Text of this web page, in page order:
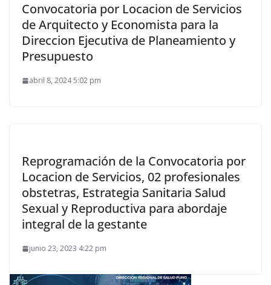
Convocatoria por Locacion de Servicios
de Arquitecto y Economista para la
Direccion Ejecutiva de Planeamiento y
Presupuesto
abril 8, 2024 5:02 pm
Reprogramación de la Convocatoria por
Locacion de Servicios, 02 profesionales
obstetras, Estrategia Sanitaria Salud
Sexual y Reproductiva para abordaje
integral de la gestante
junio 23, 2023 4:22 pm